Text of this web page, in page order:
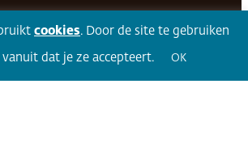
Volg 360Facebook LinkedIn Twitter
cookies. Door de site te gebruiken
dat je ze accepteert. OK